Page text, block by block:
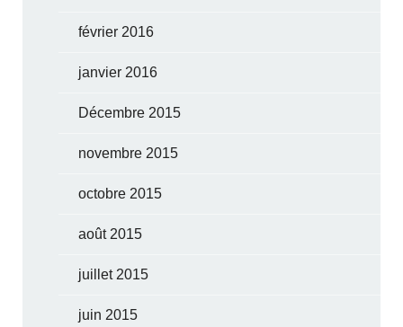
février 2016
janvier 2016
Décembre 2015
novembre 2015
octobre 2015
août 2015
juillet 2015
juin 2015